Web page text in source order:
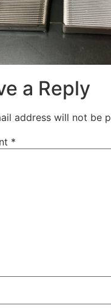
a Reply
address will not be
*